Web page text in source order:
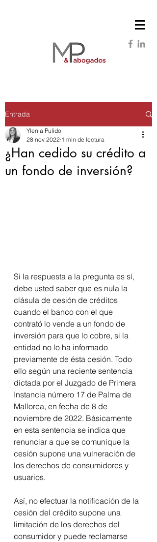
Entrada
¿Han cedido su crédito a
un fondo de inversión?
Ylenia Pulido
28 nov 2022 1 min de lectura
Si la respuesta a la pregunta es sí,
debe usted saber que es nula la
clásula de cesión de créditos
cuando el banco con el que
contrató lo vende a un fondo de
inversión para que lo cobre, si la
entidad no lo ha informado
previamente de ésta cesión. Todo
ello según una reciente sentencia
dictada por el Juzgado de Primera
Instancia número 17 de Palma de
Mallorca, en fecha de 8 de
noviembre de 2022. Básicamente
en esta sentencia se indica que
renunciar a que se comunique la
cesión supone una vulneración de
los derechos de consumidores y
usuarios.
Así, no efectuar la notificación de la
cesión del crédito supone una
limitación de los derechos del
consumidor y puede reclamarse